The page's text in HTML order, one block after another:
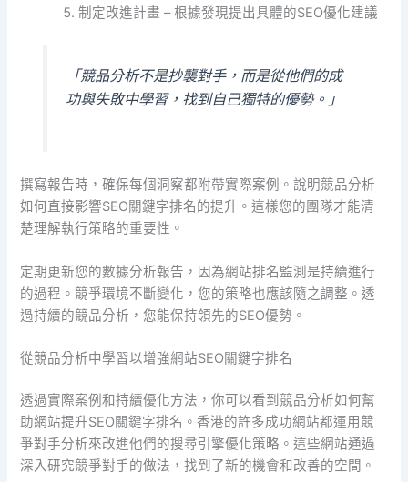
制定改進計畫 – 根據發現提出具體的SEO優化建議
「競品分析不是抄襲對手，而是從他們的成
功與失敗中學習，找到自己獨特的優勢。」
撰寫報告時，確保每個洞察都附帶實際案例。說明競品分析
如何直接影響SEO關鍵字排名的提升。這樣您的團隊才能清
楚理解執行策略的重要性。
定期更新您的數據分析報告，因為網站排名監測是持續進行
的過程。競爭環境不斷變化，您的策略也應該隨之調整。透
過持續的競品分析，您能保持領先的SEO優勢。
從競品分析中學習以增強網站SEO關鍵字排名
透過實際案例和持續優化方法，你可以看到競品分析如何幫
助網站提升SEO關鍵字排名。香港的許多成功網站都運用競
爭對手分析來改進他們的搜尋引擎優化策略。這些網站通過
深入研究競爭對手的做法，找到了新的機會和改善的空間。